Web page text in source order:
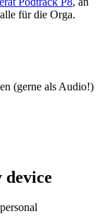
für die Orga.
(gerne als Audio!)
device